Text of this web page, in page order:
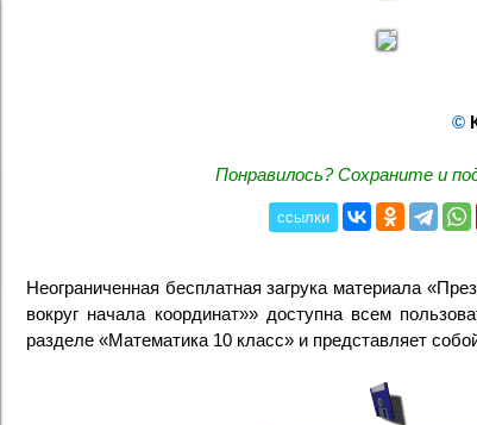
©
Понравилось? Сохраните и
ссылки
Неограниченная бесплатная загрука материала
вокруг начала координат»» доступна всем
разделе «Математика 10 класс» и представляет